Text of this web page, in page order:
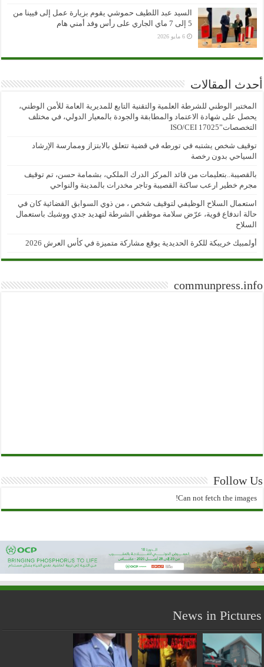
السيد عبد اللطيف حموشي يقوم بزيارة عمل إلى فيينا من
5 إلى 7 ماي الجاري على رأس وفد أمني هام
6 مايو 2026
أحدث المقالات
المختبر الوطني للشرطة العلمية والتقنية التابع للمديرية العامة للأمن الوطني،
يحصل على شهادة الاعتماد والمطابقة والجودة بالمعيار الدولي، في مختلف
التخصصات”ISO/CEI 17025
توقيف شخص يشتبه في تورطه في قضية تتعلق بالابتزاز وممارسة الإرشاد
السياحي بدون رخصة
بالقصيبة..بتعليمات من قائد المركز الدرك الملكي، بشمامة حسن، تم توقيف
مجرم خطير ارعب ساكنة القصيبة وتاجر مخدرات بالمدينة والنواحي
استعمال السلاح الوظيفي لتوقيف شخص ، من ذوي السوابق القضائية كان في
حالة اندفاع قوية، عرّض سلامة موظفي الشرطة لتهديد جدي ووشيك باستعمال
السلاح
أولمبيك خريبكة للكرة الحديدية يوقع مشاركة متميزة في كأس العرش 2026
communpress.info
Follow Us
Can not fetch the images!
News in Pictures